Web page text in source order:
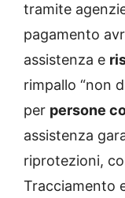
tramite
pagamento
assistenza e
rimpallo “non
per persone
assistenza
riprotezioni,
Tracciamento